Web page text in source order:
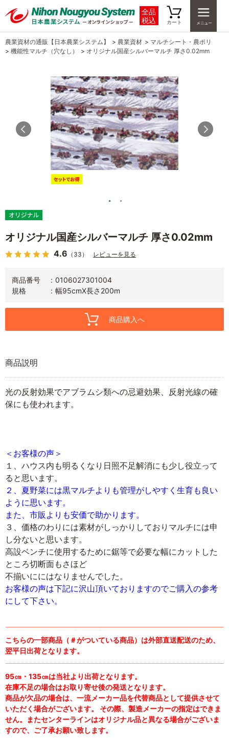
全品
税込
カート
農業資材の通販【日本農業システム】 > 農業資材 > マルチシート・農ポリ
> 機能性マルチ（穴なし） > オリジナル国産シルバーマルチ 厚さ0.02mm
オリジナル国産シルバーマルチ 厚さ0.02mm
4.6 （33） レビューを見る
商品番号
0106027301004
規格
幅95cmX長さ200m
商品購入へ
商品説明
光の反射効果でアブラムシ類への忌避効果、反射光線の確
保にも使われます。
＜お客様の声＞
１、ハウス内も明るくなり日照不足解消にも少し役立って
ると思います。
２、夏野菜には黒マルチよりも管理がしやすく生育も良い
ように思います。
また、市販よりも安価で助かります。
３、価格のわりには素材がしっかりしておりマルチには申
し分ないと思います。
高設ベンチに使用するために鋸等で必要な幅にカットした
ところ切断面もさほど
不揃いににはなりませんでした。
お客様の声は下記に沢山頂いておりますのでご購入の参考
にして下さい。
こちらの一部商品（＃がついている商品）は外部直送配送のため、
翌平日出荷となります。
95㎝・135㎝は当社より出荷となります。
在庫不足の場合はお取り寄せ後の発送となります。
商品が欠品の場合は、一流メーカー品を代替商品として提供させて
いただく場合がございます。 その際、製造メーカーの指定はできま
せん。またセンターラインはオリジナル品と異なる場合がございま
すので、ご了承お願い致します。